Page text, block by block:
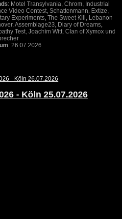
: Motel Transylvania, Chrom, Industrial
Video Contest, Schattenmann, Extize,
Experiments, The Sweet Kill, Lebanon
Assemblage23, Diary of Dreams,
Test, Joachim Witt, Clan of Xymox und
: 26.07.2026
- Köln 26.07.2026
- Köln 25.07.2026